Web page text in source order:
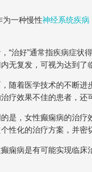
为一种慢性神经系统疾病
“治好”通常指疾病症
无复发，可视为达到了
随着医学技术的不断进
疗效果不佳的患者，还
是，女性癫痫病的治
性化的治疗方案，并密
痫病是有可能实现临床